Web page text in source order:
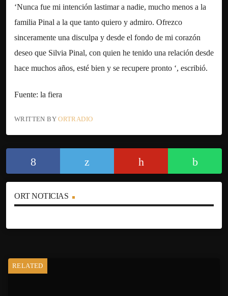
‘Nunca fue mi intención lastimar a nadie, mucho menos a la
familia Pinal a la que tanto quiero y admiro. Ofrezco
sinceramente una disculpa y desde el fondo de mi corazón
deseo que Silvia Pinal, con quien he tenido una relación desde
hace muchos años, esté bien y se recupere pronto ‘, escribió.
Fuente: la fiera
WRITTEN BYORTRADIO
ORT NOTICIAS
RELATED